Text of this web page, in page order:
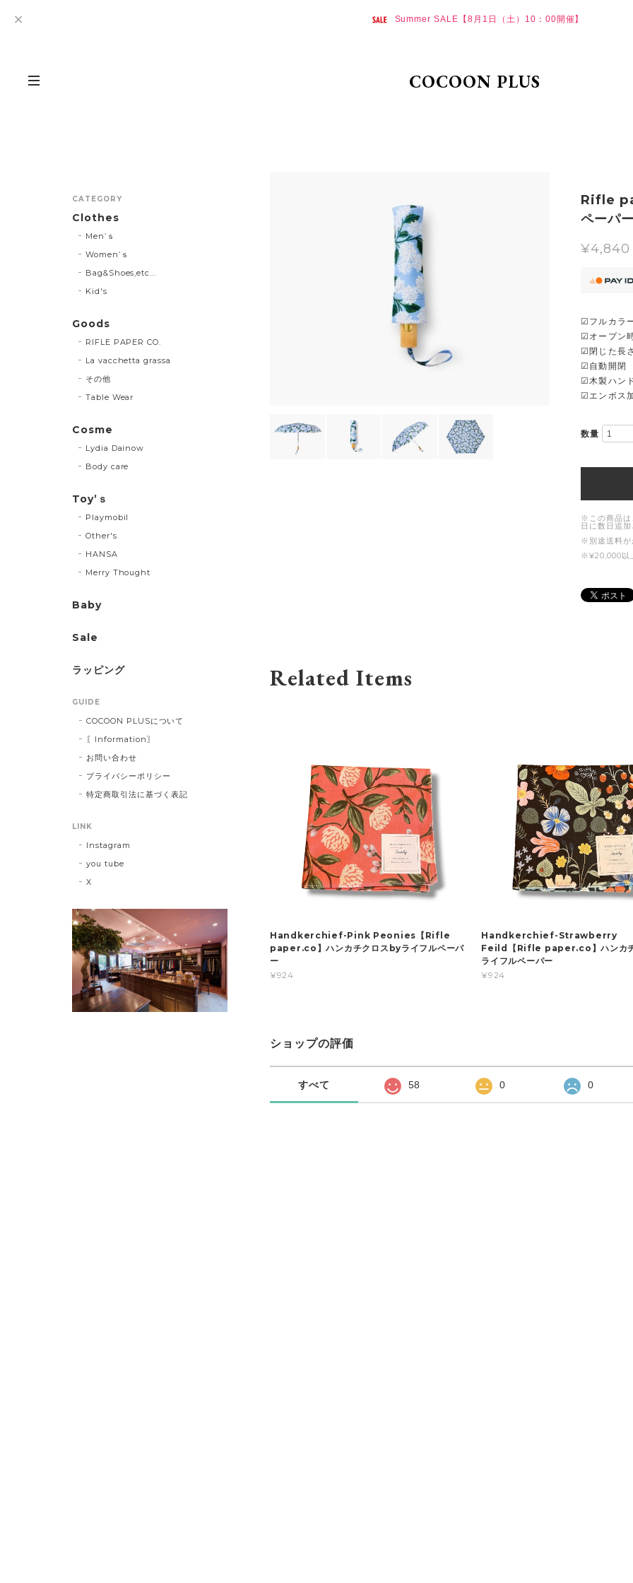
Summer SALE【8月1日（土）10：00開催】
COCOON PLUS
Rifle
ペーパ
¥4,840
☑フルカラ
☑オープン
☑閉じた長
☑自動開閉
☑木製ハン
☑エンボス
数量
※この商品は
日に数日追
※別途送料が
※¥20,000以
Related Items
Handkerchief-Pink Peonies【Rifle
paper.co】ハンカチクロスbyライフルペーパ
ー
¥924
Handkerchief-Strawberry
Feild【Rifle paper.co】ハンカ
ライフルペーパー
¥924
ショップの評価
すべて 58 0 0
CATEGORY
Clothes
Men’ｓ
Women’ｓ
Bag&Shoes,etc...
Kid's
Goods
RIFLE PAPER CO.
La vacchetta grassa
その他
Table Wear
Cosme
Lydia Dainow
Body care
Toy’ｓ
Playmobil
Other's
HANSA
Merry Thought
Baby
Sale
ラッピング
GUIDE
COCOON PLUSについて
〖Information〗
お問い合わせ
プライバシーポリシー
特定商取引法に基づく表記
LINK
Instagram
you tube
X